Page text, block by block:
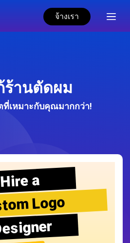
จ้างเรา
ร้านตัดผม
ที่เหมาะกับคุณมากกว่า!
Hire a
Logo